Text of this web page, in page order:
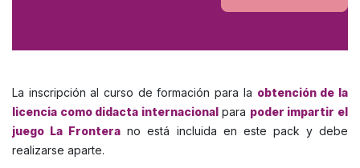
La inscripción al curso de formación para la obtención de la
licencia como didacta internacional para poder impartir el
juego La Frontera no está incluida en este pack y debe
realizarse aparte.